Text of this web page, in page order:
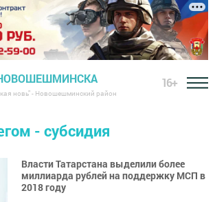
новь" - Новошешминский район
16+
- субсидия
Власти Татарстана выделили более
миллиарда рублей на поддержку МСП в
2018 году